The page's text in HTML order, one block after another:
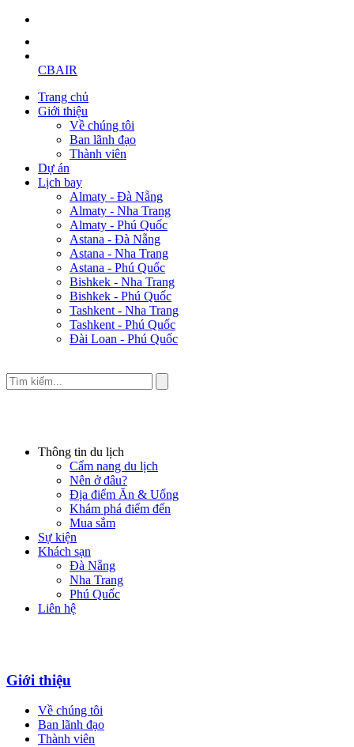
CBAIR
Trang chủ
Giới thiệu
Về chúng tôi
Ban lãnh đạo
Thành viên
Dự án
Lịch bay
Almaty - Đà Nẵng
Almaty - Nha Trang
Almaty - Phú Quốc
Astana - Đà Nẵng
Astana - Nha Trang
Astana - Phú Quốc
Bishkek - Nha Trang
Bishkek - Phú Quốc
Tashkent - Nha Trang
Tashkent - Phú Quốc
Đài Loan - Phú Quốc
Thông tin du lịch
Cẩm nang du lịch
Nên ở đâu?
Địa điểm Ăn & Uống
Khám phá điểm đến
Mua sắm
Sự kiện
Khách sạn
Đà Nẵng
Nha Trang
Phú Quốc
Liên hệ
Giới thiệu
Về chúng tôi
Ban lãnh đạo
Thành viên